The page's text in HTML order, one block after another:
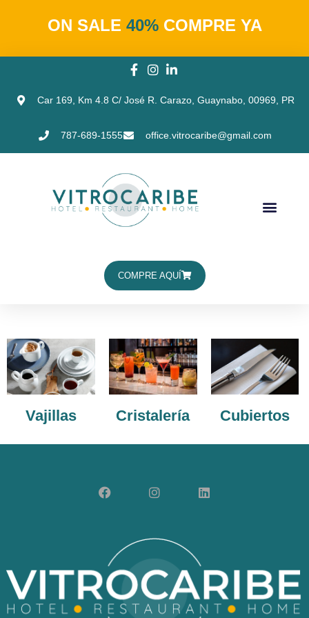
ON SALE 40% COMPRE YA
787-689-1555 office.vitrocaribe@gmail.com
Car 169, Km 4.8 C/ José R. Carazo, Guaynabo, 00969, PR
COMPRE AQUÍ
Vajillas Cristalería Cubiertos